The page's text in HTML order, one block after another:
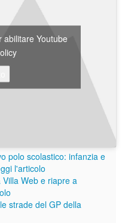
abilitare Youtube
polo scolastico: infanzia e
l'articolo
Villa Web e riapre a
strade del GP della